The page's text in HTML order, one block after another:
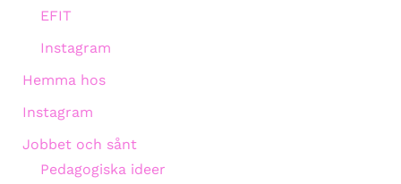
EFIT
Instagram
Hemma hos
Instagram
Jobbet och sånt
Pedagogiska ideer